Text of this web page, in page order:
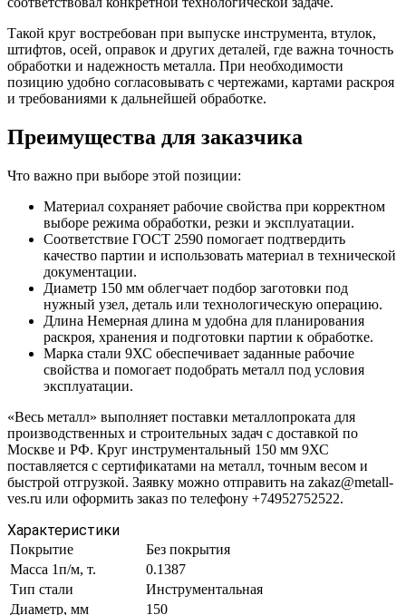
Такой круг востребован при выпуске инструмента, втулок,
штифтов, осей, оправок и других деталей, где важна точность
обработки и надежность металла. При необходимости
позицию удобно согласовывать с чертежами, картами раскроя
и требованиями к дальнейшей обработке.
Преимущества для заказчика
Что важно при выборе этой позиции:
Материал сохраняет рабочие свойства при корректном
выборе режима обработки, резки и эксплуатации.
Соответствие ГОСТ 2590 помогает подтвердить
качество партии и использовать материал в технической
документации.
Диаметр 150 мм облегчает подбор заготовки под
нужный узел, деталь или технологическую операцию.
Длина Немерная длина м удобна для планирования
раскроя, хранения и подготовки партии к обработке.
Марка стали 9ХС обеспечивает заданные рабочие
свойства и помогает подобрать металл под условия
эксплуатации.
«Весь металл» выполняет поставки металлопроката для
производственных и строительных задач с доставкой по
Москве и РФ. Круг инструментальный 150 мм 9ХС
поставляется с сертификатами на металл, точным весом и
быстрой отгрузкой. Заявку можно отправить на zakaz@metall-
ves.ru или оформить заказ по телефону +74952752522.
Характеристики
Покрытие
Без покрытия
Масса 1п/м, т.
0.1387
Тип стали
Инструментальная
Диаметр, мм
150